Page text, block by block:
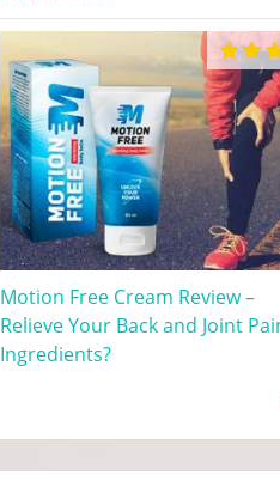
Motion Free Cream Review –
Relieve Your Back and Joint
Ingredients?